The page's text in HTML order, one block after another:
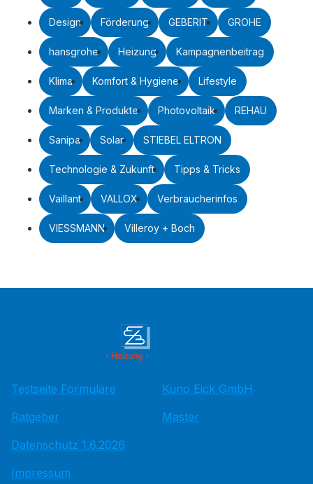
Design Förderung GEBERIT GROHE
hansgrohe Heizung Kampagnenbeitrag
Klima Komfort & Hygiene Lifestyle
Marken & Produkte Photovoltaik REHAU
Sanipa Solar STIEBEL ELTRON
Technologie & Zukunft Tipps & Tricks
Vaillant VALLOX Verbraucherinfos
VIESSMANN Villeroy + Boch
Testseite Formulare
Ratgeber
Datenschutz 1.6.2026
Impressum
Kuno Eick GmbH
Master